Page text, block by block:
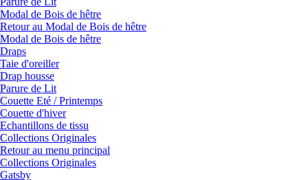
Modal de Bois de hêtre
Retour au Modal de Bois de hêtre
Modal de Bois de hêtre
Draps
Taie d'oreiller
Drap housse
Parure de Lit
Couette Eté / Printemps
Couette d'hiver
Echantillons de tissu
Collections Originales
Retour au menu principal
Collections Originales
Gatsby